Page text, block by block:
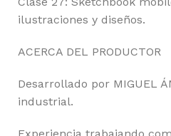
ilustraciones y diseños.
ACERCA DEL PRODUCTOR
Desarrollado por MIGUEL
industrial.